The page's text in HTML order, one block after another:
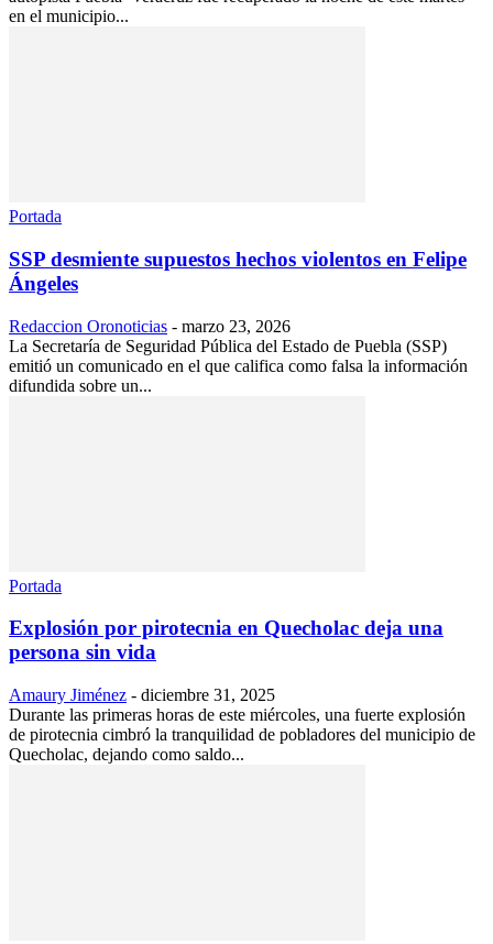
en el municipio...
Portada
SSP desmiente supuestos hechos violentos en Felipe
Ángeles
Redaccion Oronoticias - marzo 23, 2026
La Secretaría de Seguridad Pública del Estado de Puebla (SSP)
emitió un comunicado en el que califica como falsa la información
difundida sobre un...
Portada
Explosión por pirotecnia en Quecholac deja una
persona sin vida
Amaury Jiménez - diciembre 31, 2025
Durante las primeras horas de este miércoles, una fuerte explosión
de pirotecnia cimbró la tranquilidad de pobladores del municipio de
Quecholac, dejando como saldo...